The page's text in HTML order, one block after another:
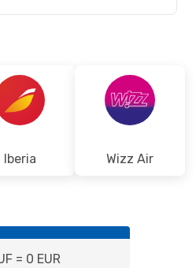
Iberia Wizz Air
= 0 EUR